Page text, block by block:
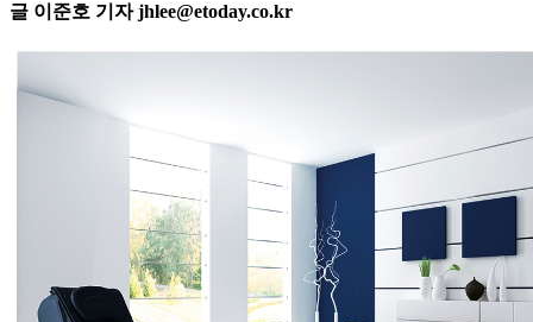
글 이준호 기자 jhlee@etoday.co.kr